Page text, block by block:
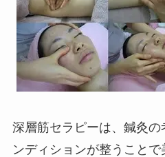
深層筋セラピーは、鍼灸の
ンディションが整うこと